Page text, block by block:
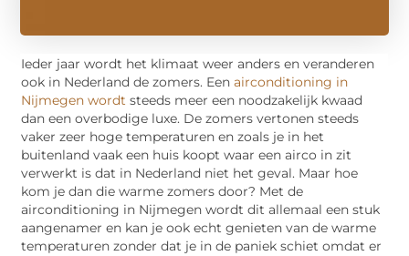
Ieder jaar wordt het klimaat weer anders en veranderen
ook in Nederland de zomers. Een airconditioning in
Nijmegen wordt steeds meer een noodzakelijk kwaad
dan een overbodige luxe. De zomers vertonen steeds
vaker zeer hoge temperaturen en zoals je in het
buitenland vaak een huis koopt waar een airco in zit
verwerkt is dat in Nederland niet het geval. Maar hoe
kom je dan die warme zomers door? Met de
airconditioning in Nijmegen wordt dit allemaal een stuk
aangenamer en kan je ook echt genieten van de warme
temperaturen zonder dat je in de paniek schiet omdat er